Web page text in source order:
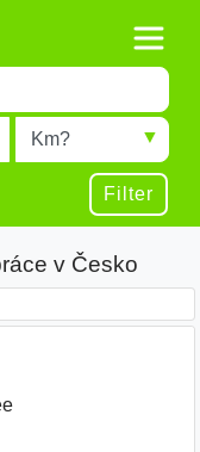
Radius
Filter
v Česko
|